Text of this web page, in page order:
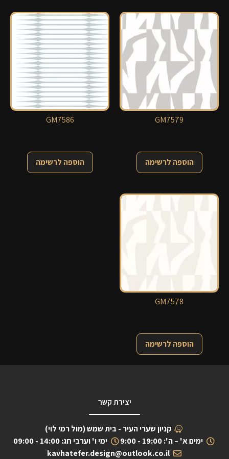
GM7579
הוספה לרשימה
GM7586
הוספה לרשימה
GM7578
הוספה לרשימה
יצירת קשר
קניון שערי העיר - בית שמש (מול רמי לוי)
ימים א' – ה': 19:00 - 9:00
ימי ו' וערבי חג: 14:00 - 09:00
kavhatefer.design@outlook.co.il